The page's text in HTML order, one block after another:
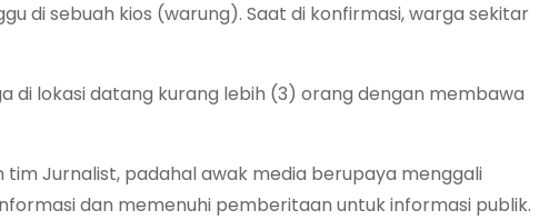
di sebuah kios (warung). Saat di konfirmasi, warga sekitar
di lokasi datang kurang lebih (3) orang dengan membawa
Jurnalist, padahal awak media berupaya menggali
dan memenuhi pemberitaan untuk informasi publik.